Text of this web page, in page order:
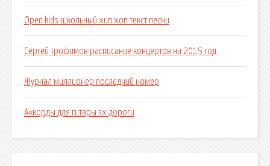
Open kids школьный хип хоп текст песни
Сергей трофимов расписание концертов на 2015 год
Журнал миллионер последний номер
Аккорды для гитары эх дороги